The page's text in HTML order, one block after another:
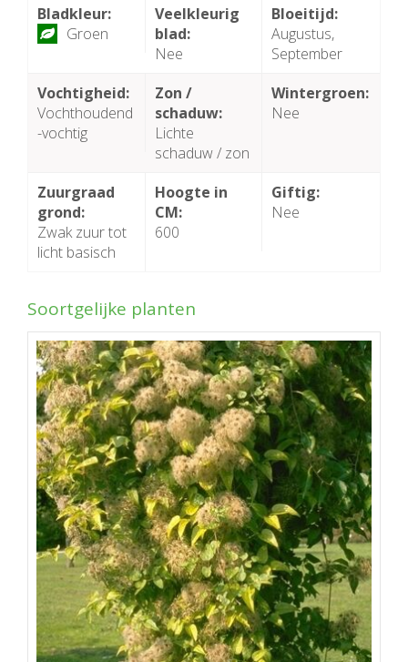
Bladkleur:
Groen
Veelkleurig
blad:
Nee
Bloeitijd:
Augustus,
September
Vochtigheid:
Vochthoudend
-vochtig
Zon /
schaduw:
Lichte
schaduw / zon
Wintergroen:
Nee
Zuurgraad
grond:
Zwak zuur tot
licht basisch
Hoogte in
CM:
600
Giftig:
Nee
Soortgelijke planten